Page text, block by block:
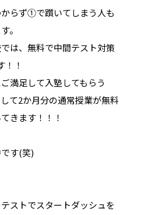
らず①で躓いてしまう人も
。
は、無料で中間テスト対策
！！
満足して入塾してもらう
て2か月分の通常授業が無料
きます！！！
す(笑)
ストでスタートダッシュを